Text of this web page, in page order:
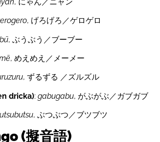
, げろげろ／ゲロゲロ
, ぶうぶう／ブーブー
, めえめえ／メーメー
, ずるずる ／ズルズル
dricka):gabugabu, がぶがぶ／ガブガブ
, ぶつぶつ／ブツブツ
(擬音語)